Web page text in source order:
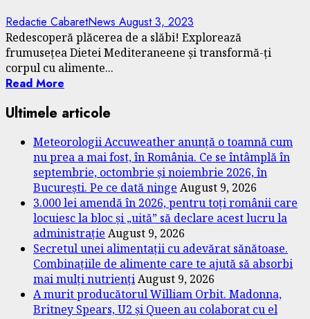
Redactie CabaretNews August 3, 2023
Redescoperă plăcerea de a slăbi! Explorează
frumusețea Dietei Mediteraneene și transformă-ți
corpul cu alimente...
Read More
Ultimele articole
Meteorologii Accuweather anunță o toamnă cum
nu prea a mai fost, în România. Ce se întâmplă în
septembrie, octombrie și noiembrie 2026, în
București. Pe ce dată ninge August 9, 2026
3.000 lei amendă în 2026, pentru toți românii care
locuiesc la bloc și „uită” să declare acest lucru la
administrație August 9, 2026
Secretul unei alimentații cu adevărat sănătoase.
Combinațiile de alimente care te ajută să absorbi
mai mulți nutriențiAugust 9, 2026
A murit producătorul William Orbit. Madonna,
Britney Spears, U2 și Queen au colaborat cu el